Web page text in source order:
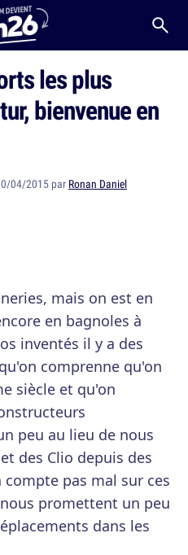
les plus
bienvenue en
04/2015 par Ronan Daniel
mais on est en
en bagnoles à
inventés il y a des
comprenne qu'on
siècle et qu'on
peu au lieu de nous
des Clio depuis des
pas mal sur ces
promettent un peu
dans les